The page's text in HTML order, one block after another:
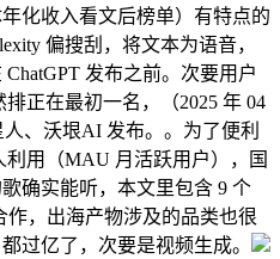
化收入看文后榜单）有特点的
偏搜刮，将文本为语音，
发布之前。次要用户
正在最初一名，（2025 年 04
、沃垠AI 发布。。为了便利
利用（MAU 月活跃用户），国
确实能听，本文里包含 9 个
，出海产物涉及的品类也很
过亿了，次要是视频生成。